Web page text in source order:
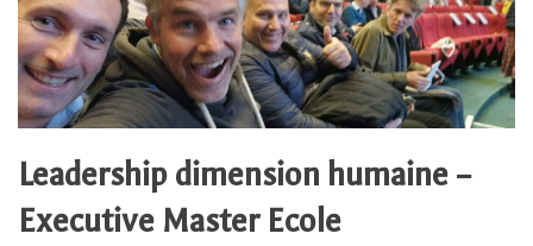
Leadership dimension humaine –
Executive Master Ecole